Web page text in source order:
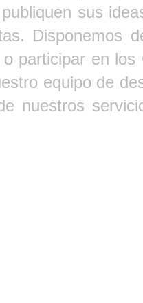
sus
Disponemos
participar en
equipo de
nuestros